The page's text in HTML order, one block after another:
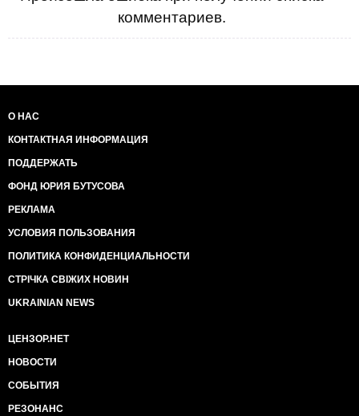
счётуhttps://twitter.com/sevastopol_info/status/
(скрин новостей за разные периоды). Эксперты
сомневаются, что мост может быть построен
http://fresh.org.ua/novosti/113470/simferopol-obleteli-
собираются молиться за спасение и сохранение
курортного
pomolyatsya-za-spasenie-i-sohranenie-kurortnogo-
sezona/153670/ . Некое православно-гэбэшное
шалманыhttps://twitter.com/KrimRt/status/
(фото). Мне иногда кажется, что я во сне. Идиотизм
набирает обороты.
9. В разговорах на улице тема братания не
"дефолт", "На Киев!". И, конечно же, "правосеки".
закупать газ у россии, Федеральная
антимонопольная служба запретила Газпрому
http://www.interfax.ru/business/489674
11. Экономика россии - это человек, который ничему
комментариев.
О НАС
КОНТАКТНАЯ ИНФОРМАЦИЯ
ПОДДЕРЖАТЬ
ФОНД ЮРИЯ БУТУСОВА
РЕКЛАМА
УСЛОВИЯ ПОЛЬЗОВАНИЯ
ПОЛИТИКА КОНФИДЕНЦИАЛЬНОСТИ
СТРІЧКА СВІЖИХ НОВИН
UKRAINIAN NEWS
ЦЕНЗОР.НЕТ
НОВОСТИ
СОБЫТИЯ
РЕЗОНАНС